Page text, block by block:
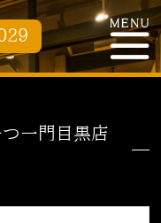
一門目黒店